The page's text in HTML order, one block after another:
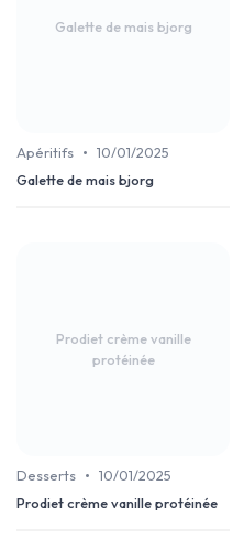
Galette de mais bjorg
Apéritifs • 10/01/2025
Galette de mais bjorg
Prodiet crème vanille
protéinée
Desserts • 10/01/2025
Prodiet crème vanille protéinée